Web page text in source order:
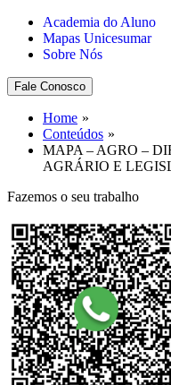
Academia do Aluno
Mapas Unicesumar
Sobre Nós
Fale Conosco
Home
Conteúdos
MAPA – AGRO –
AGRÁRIO E
Fazemos o seu trabalho